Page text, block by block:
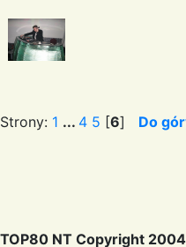
Strony: 1 ... 4 5 [6] Do
TOP80 NT Copyright